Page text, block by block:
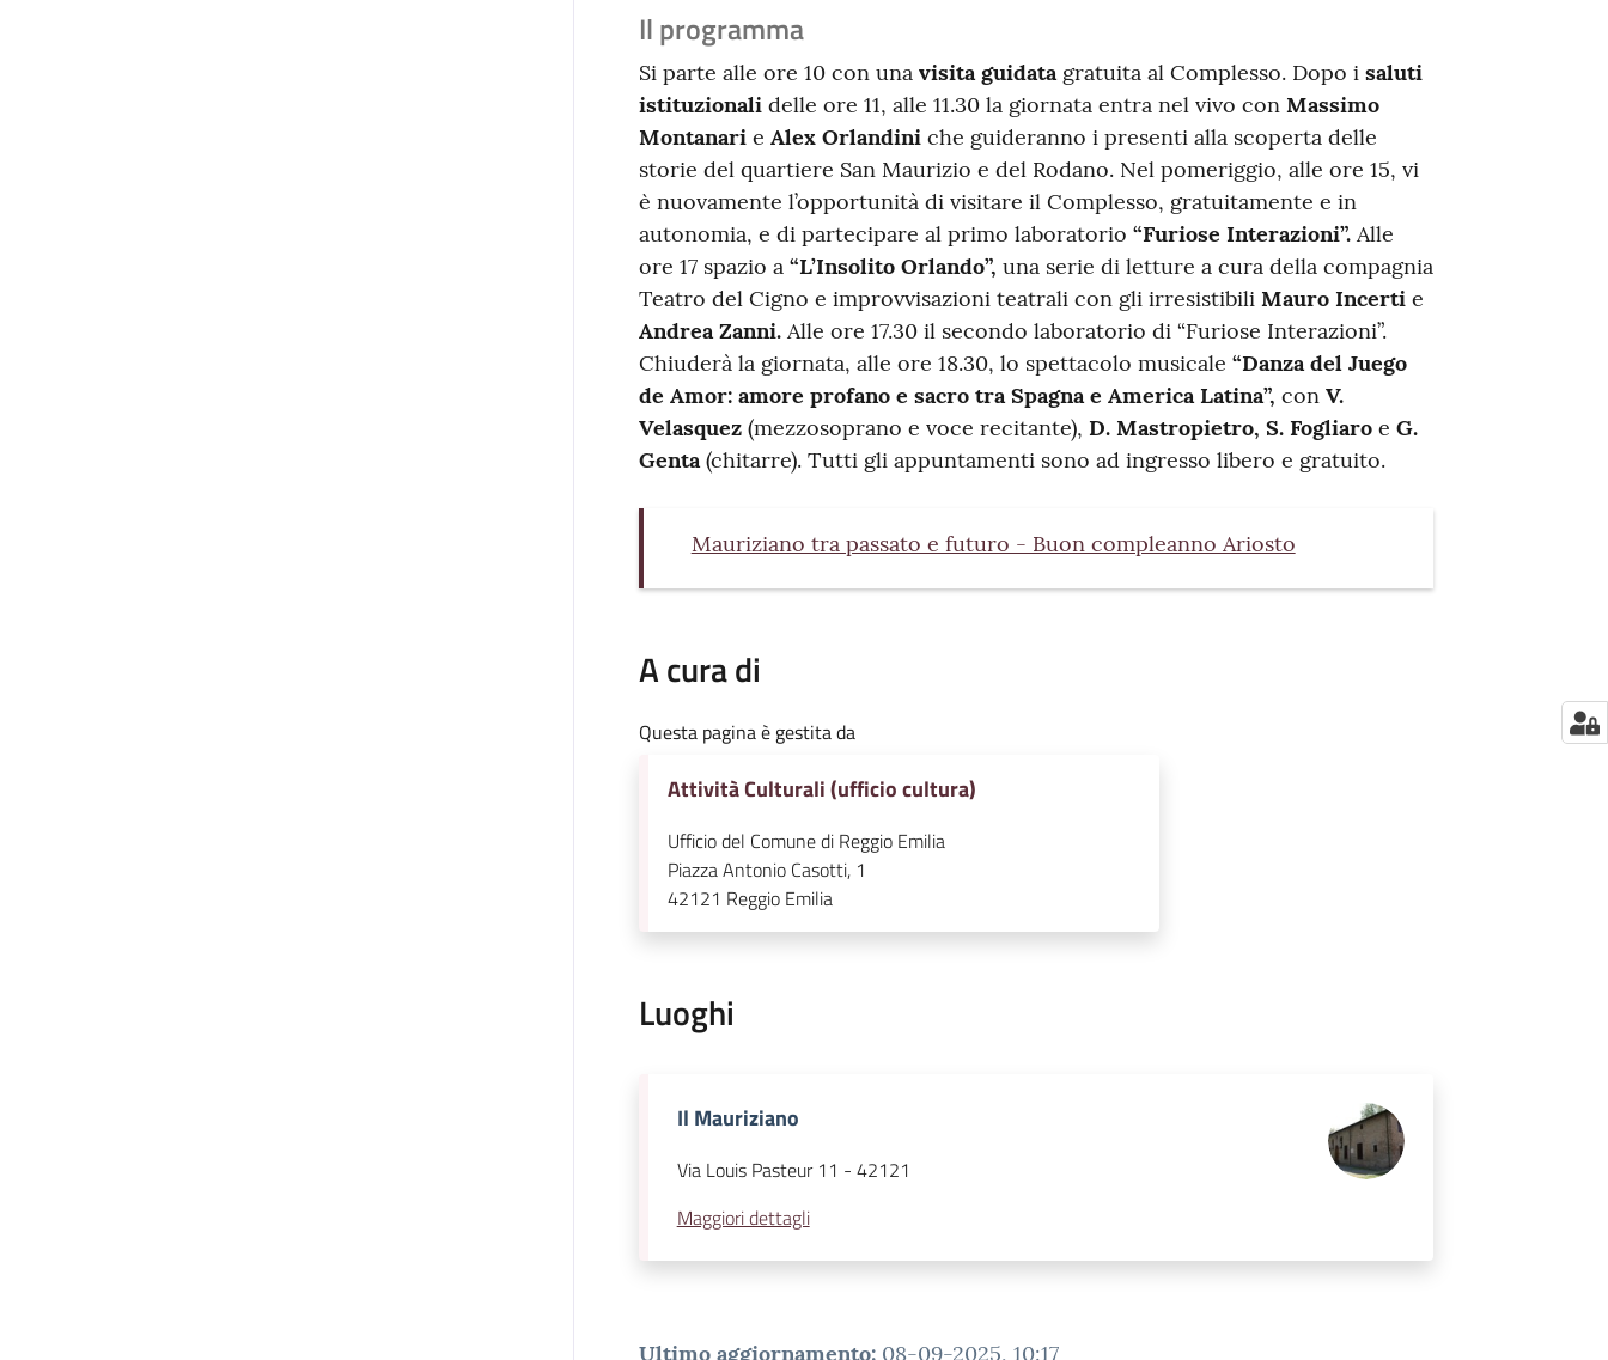
Il programma
Si parte alle ore 10 con una visita guidatagratuita al Complesso. Dopo i saluti
istituzionalidelle ore 11, alle 11.30 la giornata entra nel vivo con Massimo
Montanarie Alex Orlandiniche guideranno i presenti alla scoperta delle
storie del quartiere San Maurizio e del Rodano. Nel pomeriggio, alle ore 15, vi
è nuovamente l’opportunità di visitare il Complesso, gratuitamente e in
autonomia, e di partecipare al primo laboratorio “Furiose Interazioni”. Alle
ore 17 spazio a “L’Insolito Orlando”, una serie di letture a cura della compagnia
Teatro del Cigno e improvvisazioni teatrali con gli irresistibili Mauro Incertie
Andrea Zanni.Alle ore 17.30 il secondo laboratorio di “Furiose Interazioni”.
Chiuderà la giornata, alle ore 18.30, lo spettacolo musicale “Danza del Juego
de Amor: amore profano e sacro tra Spagna e America Latina”, con V.
Velasquez(mezzosoprano e voce recitante), D. Mastropietro, S. Fogliaro e G.
Genta(chitarre). Tutti gli appuntamenti sono ad ingresso libero e gratuito.
Mauriziano tra passato e futuro - Buon compleanno Ariosto
A cura di
Questa pagina è gestita da
Attività Culturali (ufficio cultura)
Ufficio del Comune di Reggio Emilia
Piazza Antonio Casotti, 1
42121 Reggio Emilia
Luoghi
Il Mauriziano
Via Louis Pasteur 11 - 42121
Maggiori dettagli
Ultimo aggiornamento: 08-09-2025, 10:17